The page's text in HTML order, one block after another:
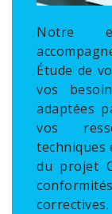
Notre
Étude de
vos
adaptées
vos
techniques
du projet
correctives.